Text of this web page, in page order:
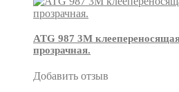
ATG 987 3М
прозрачная.
Добавить отзыв